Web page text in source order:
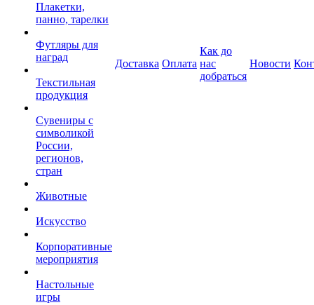
Плакетки,
панно, тарелки
Футляры для
наград
Текстильная
продукция
Сувениры с
символикой
России,
регионов,
стран
Животные
Искусство
Корпоративные
мероприятия
Настольные
игры
Доставка Оплата
Как до
нас
добраться
Новости